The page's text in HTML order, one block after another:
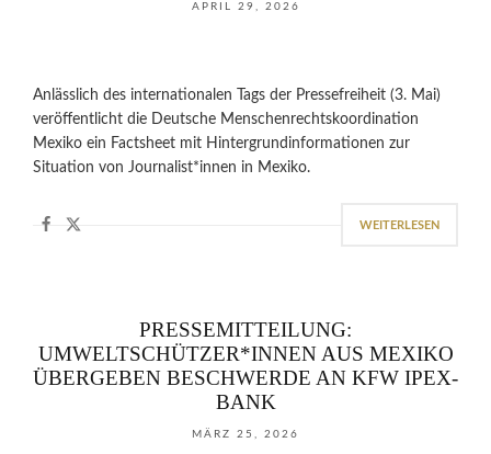
APRIL 29, 2026
Anlässlich des internationalen Tags der Pressefreiheit (3. Mai)
veröffentlicht die Deutsche Menschenrechtskoordination
Mexiko ein Factsheet mit Hintergrundinformationen zur
Situation von Journalist*innen in Mexiko.
WEITERLESEN
PRESSEMITTEILUNG:
UMWELTSCHÜTZER*INNEN AUS MEXIKO
ÜBERGEBEN BESCHWERDE AN KFW IPEX-
BANK
MÄRZ 25, 2026